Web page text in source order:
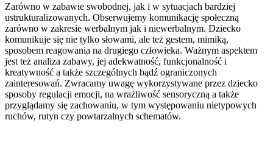
Zarówno w zabawie swobodnej, jak i w sytuacjach bardziej
ustrukturalizowanych. Obserwujemy komunikację społeczną
zarówno w zakresie werbalnym jak i niewerbalnym. Dziecko
komunikuje się nie tylko słowami, ale też gestem, mimiką,
sposobem reagowania na drugiego człowieka. Ważnym aspektem
jest też analiza zabawy, jej adekwatność, funkcjonalność i
kreatywność a także szczególnych bądź ograniczonych
zainteresowań. Zwracamy uwagę wykorzystywane przez dziecko
sposoby regulacji emocji, na wrażliwość sensoryczną a także
przyglądamy się zachowaniu, w tym występowaniu nietypowych
ruchów, rutyn czy powtarzalnych schematów.